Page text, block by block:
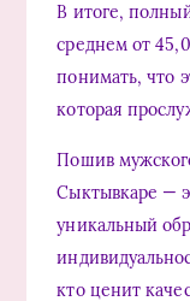
В итоге,
среднем от
понимать, что
которая
Пошив
Сыктывкаре —
уникальный
кто ценит